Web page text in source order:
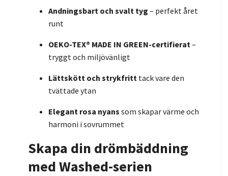
Andningsbart och svalt tyg – perfekt året
runt
OEKO-TEX® MADE IN GREEN-certifierat –
tryggt och miljövänligt
Lättskött och strykfritt tack vare den
tvättade ytan
Elegant rosa nyans som skapar värme och
harmoni i sovrummet
Skapa din drömbäddning
med Washed-serien